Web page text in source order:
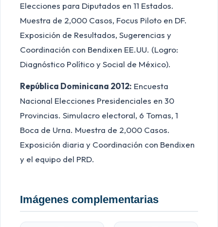
Elecciones para Diputados en 11 Estados.
Muestra de 2,000 Casos, Focus Piloto en DF.
Exposición de Resultados, Sugerencias y
Coordinación con Bendixen EE.UU. (Logro:
Diagnóstico Político y Social de México).
República Dominicana 2012: Encuesta
Nacional Elecciones Presidenciales en 30
Provincias. Simulacro electoral, 6 Tomas, 1
Boca de Urna. Muestra de 2,000 Casos.
Exposición diaria y Coordinación con Bendixen
y el equipo del PRD.
Imágenes complementarias